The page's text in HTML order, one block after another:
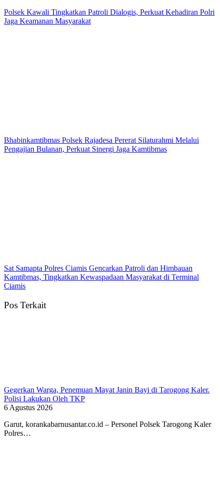
Polsek Kawali Tingkatkan Patroli Dialogis, Perkuat Kehadiran Polri
Jaga Keamanan Masyarakat
Bhabinkamtibmas Polsek Rajadesa Pererat Silaturahmi Melalui
Pengajian Bulanan, Perkuat Sinergi Jaga Kamtibmas
Sat Samapta Polres Ciamis Gencarkan Patroli dan Himbauan
Kamtibmas, Tingkatkan Kewaspadaan Masyarakat di Terminal
Ciamis
Pos Terkait
Gegerkan Warga, Penemuan Mayat Janin Bayi di Tarogong Kaler.
Polisi Lakukan Oleh TKP
6 Agustus 2026
Garut, korankabarnusantar.co.id – Personel Polsek Tarogong Kaler
Polres…